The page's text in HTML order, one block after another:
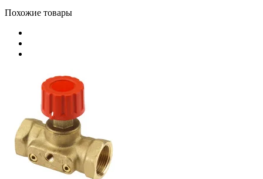
Похожие товары